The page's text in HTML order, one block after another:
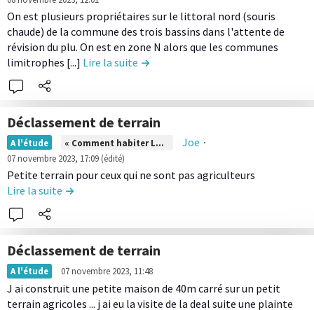
r
m
a
y
c
o
m
m
u
n
A
g
r
i
c
u
l
t
u
r
e
r
a
s
o
n
n
b
u
t
i
o
n
o
u
r
r
i
t
r
e
l
o
c
o
n
t
r
i
u
t
i
o
n
N
o
u
r
r
i
t
e
n
u
d
l
a
c
o
n
r
b
u
t
i
r
e
l
e
c
o
n
t
e
n
u
d
e
a
c
o
n
On est plusieurs propriétaires sur le littoral nord (souris
chaude) de la commune des trois bassins dans l'attente de
révision du plu. On est en zone N alors que les communes
limitrophes [...] Lire la suite de la contribution Déclassement de
Déclassement de terrain
L
i
r
e
l
e
o
n
t
A l'étude « Comment habiter La Réunion ? » Joe ∙
07 novembre 2023, 17:09 (édité)
Petite terrain pour ceux qui ne sont pas agriculteurs
Lire la suite de la contribution Déclassement de terrain
Déclassement de terrain
L
i
r
A l'étude 07 novembre 2023, 11:48
J ai construit une petite maison de 40m carré sur un petit
terrain agricoles ... j ai eu la visite de la deal suite une plainte